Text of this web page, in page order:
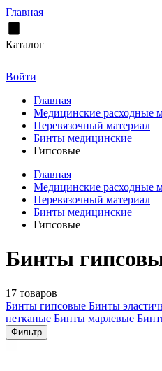
Главная
Каталог
Войти
Главная
Медицинские расходные
Перевязочный материал
Бинты медицинские
Гипсовые
Главная
Медицинские расходные
Перевязочный материал
Бинты медицинские
Гипсовые
Бинты
17 товаров
Бинты гипсовые Бинты
нетканые Бинты марлевые
Фильтр